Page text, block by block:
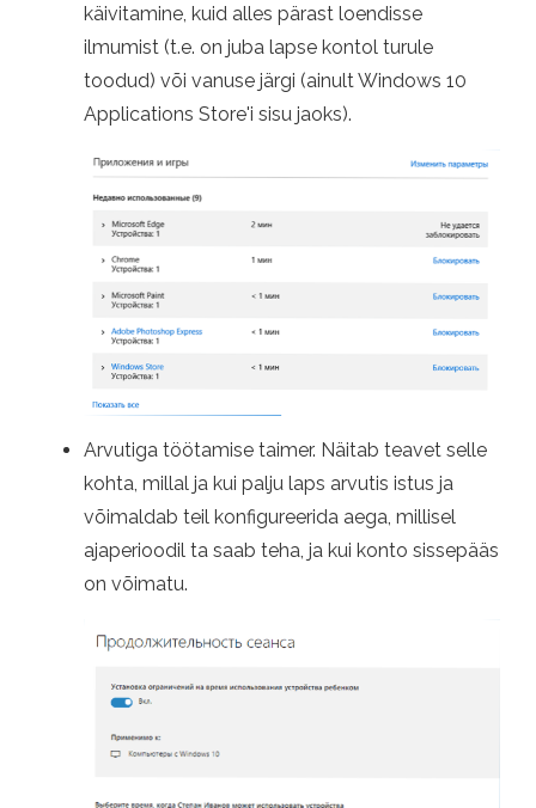
käivitamine, kuid alles pärast loendisse
ilmumist (t.e. on juba lapse kontol turule
toodud) või vanuse järgi (ainult Windows 10
Applications Store'i sisu jaoks).
Arvutiga töötamise taimer. Näitab teavet selle
kohta, millal ja kui palju laps arvutis istus ja
võimaldab teil konfigureerida aega, millisel
ajaperioodil ta saab teha, ja kui konto sissepääs
on võimatu.